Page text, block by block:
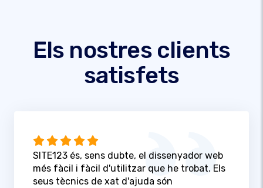
Els nostres clients
satisfets
SITE123 és, sens dubte, el dissenyador web
més fàcil i fàcil d'utilitzar que he trobat. Els
seus tècnics de xat d'ajuda són